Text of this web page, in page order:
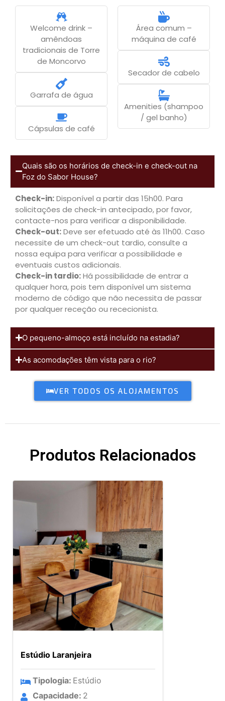
Welcome drink –
amêndoas
tradicionais de Torre
de Moncorvo
Garrafa de água
Cápsulas de café
Área comum –
máquina de café
Secador de cabelo
Amenities (shampoo
/ gel banho)
Quais são os horários de check-in e check-out na
Foz do Sabor House?
Check-in:Disponível a partir das 15h00. Para
solicitações de check-in antecipado, por favor,
contacte-nos para verificar a disponibilidade.
Check-out:Deve ser efetuado até às 11h00. Caso
necessite de um check-out tardio, consulte a
nossa equipa para verificar a possibilidade e
eventuais custos adicionais.
Check-in tardio:Há possibilidade de entrar a
qualquer hora, pois tem disponível um sistema
moderno de código que não necessita de passar
por qualquer receção ou rececionista.
O pequeno-almoço está incluído na estadia?
As acomodações têm vista para o rio?
VER TODOS OS ALOJAMENTOS
Produtos Relacionados
Estúdio Laranjeira
Tipologia: Estúdio
Capacidade: 2